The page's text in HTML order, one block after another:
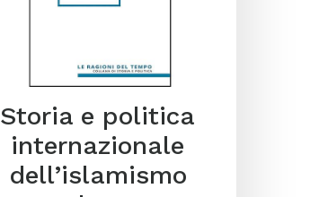
Storia e politica
internazionale
dell’islamismo